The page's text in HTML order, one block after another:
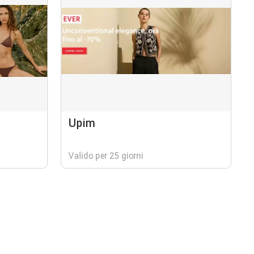
Upim
Valido per 25 giorni